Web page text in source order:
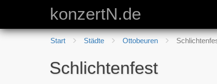
konzertN.de
Start Städte Ottobeuren
Schlichtenfest